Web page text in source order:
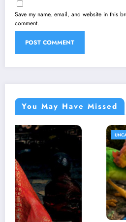
Save my name, email, and website in this
comment.
You May Have Missed
UNCATEGORIZED